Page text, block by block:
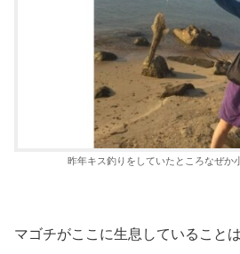
昨年キス釣りをしていたところなぜか
マゴチがここに生息していること